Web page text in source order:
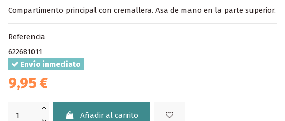
Compartimento principal con cremallera. Asa de mano en la parte superior.
Referencia
622681011
Envío inmediato
9,95 €
Añadir al carrito